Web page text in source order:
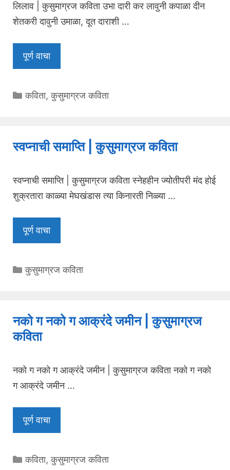
लिलाव | कुसुमाग्रज कविता उभा दारी कर लावुनी कपाळा दीन
शेतकरी दावुनी उमाळा, दूत दाराशी …
पूर्ण वाचा
Categories
कविता,कुसुमाग्रज कविता
स्वप्नाची समाप्ति | कुसुमाग्रज कविता
स्वप्नाची समाप्ति | कुसुमाग्रज कविता स्नेहहीन ज्योतीपरी मंद होई
शुक्रतारा काळ्या मेघखंडास त्या किनारती निळ्या …
पूर्ण वाचा
Categories
कुसुमाग्रज कविता
नको ग नको ग आक्रंदे जमीन | कुसुमाग्रज
कविता
नको ग नको ग आक्रंदे जमीन | कुसुमाग्रज कविता नको ग नको
ग आक्रंदे जमीन …
पूर्ण वाचा
Categories
कविता,कुसुमाग्रज कविता